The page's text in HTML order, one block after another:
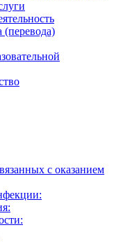
(перевода)
с оказанием